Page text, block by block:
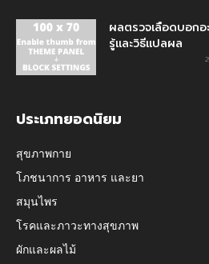
ผลตรวจเลือดบอกอ
รู้และวิธีแปลผล
ประเภทยอดนิยม
สุขภาพกาย
โภชนาการ อาหาร และยา
สมุนไพร
โรคและภาวะทางสุขภาพ
ผักและผลไม้